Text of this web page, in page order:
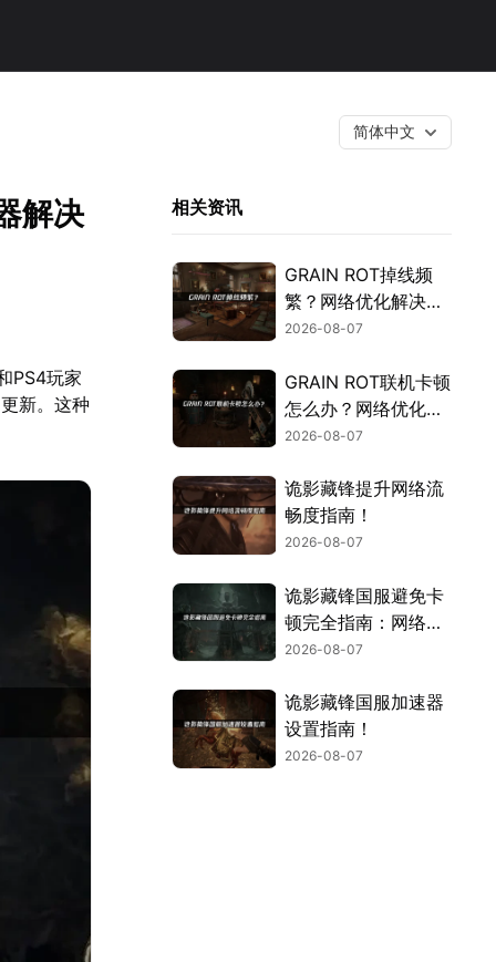
简体中文
解决
PS4玩家
新。这种
相关资讯
GRAIN ROT掉线频
繁？网络优化解决指
南！
2026-08-07
GRAIN ROT联机卡顿
怎么办？网络优化解
决方案！
2026-08-07
诡影藏锋提升网络流
畅度指南！
2026-08-07
诡影藏锋国服避免卡
顿完全指南：网络优
化与解决技巧！
2026-08-07
诡影藏锋国服加速器
设置指南！
2026-08-07